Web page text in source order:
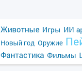
Животные Игры ИИ
Новый год Оружие
Фантастика Фильмы